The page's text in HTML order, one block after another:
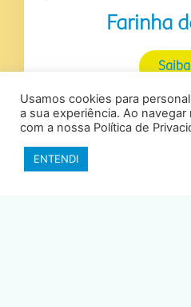
Farinha
Usamos cookies para
a sua experiência. Ao
com a nossa Política de
ENTENDI